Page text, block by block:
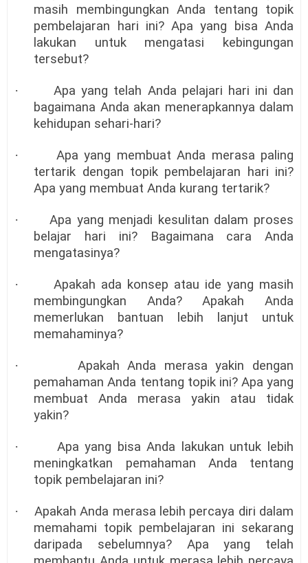
masih membingungkan Anda tentang topik
pembelajaran hari ini? Apa yang bisa Anda
lakukan untuk mengatasi kebingungan
tersebut?
·
Apa yang telah Anda pelajari hari ini dan
bagaimana Anda akan menerapkannya dalam
kehidupan sehari-hari?
·
Apa yang membuat Anda merasa paling
tertarik dengan topik pembelajaran hari ini?
Apa yang membuat Anda kurang tertarik?
·
Apa yang menjadi kesulitan dalam proses
belajar hari ini? Bagaimana cara Anda
mengatasinya?
·
Apakah ada konsep atau ide yang masih
membingungkan Anda? Apakah Anda
memerlukan bantuan lebih lanjut untuk
memahaminya?
·
Apakah Anda merasa yakin dengan
pemahaman Anda tentang topik ini? Apa yang
membuat Anda merasa yakin atau tidak
yakin?
·
Apa yang bisa Anda lakukan untuk lebih
meningkatkan pemahaman Anda tentang
topik pembelajaran ini?
·
Apakah Anda merasa lebih percaya diri dalam
memahami topik pembelajaran ini sekarang
daripada sebelumnya? Apa yang telah